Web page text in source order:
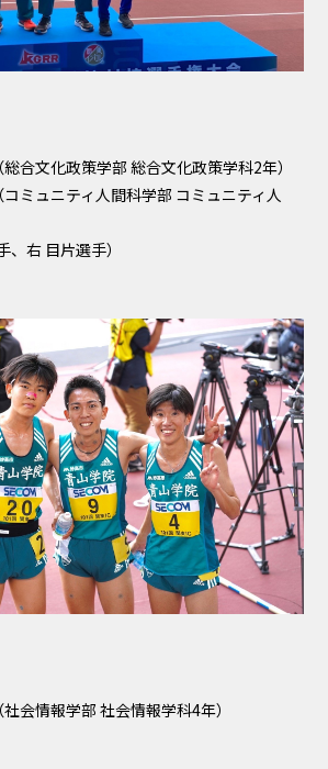
合文化政策学部 総合文化政策学科2年）
ミュニティ人間科学部 コミュニティ人
、右 目片選手）
会情報学部 社会情報学科4年）